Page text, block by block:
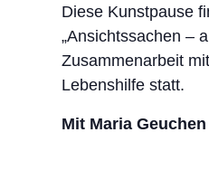
Diese Kunstpause
„Ansichtssachen –
Zusammenarbeit
Lebenshilfe statt.
Mit Maria Geuchen